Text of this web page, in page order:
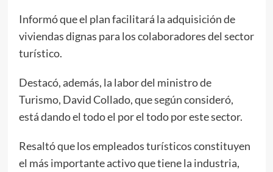
Informó que el plan facilitará la adquisición de
viviendas dignas para los colaboradores del sector
turístico.
Destacó, además, la labor del ministro de
Turismo, David Collado, que según consideró,
está dando el todo el por el todo por este sector.
Resaltó que los empleados turísticos constituyen
el más importante activo que tiene la industria,